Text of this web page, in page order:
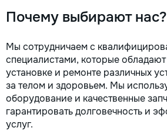
Почему выбирают нас?
Мы сотрудничаем с
специалистами, которые
установке и ремонте различных
за телом и здоровьем. Мы
оборудование и качественные
гарантировать долговечность и
услуг.